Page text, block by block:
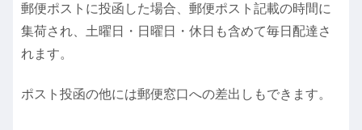
郵便ポストに投函した場合、郵便ポスト記載の時間に
集荷され、土曜日・日曜日・休日も含めて毎日配達さ
れます。
ポスト投函の他には郵便窓口への差出しもできます。